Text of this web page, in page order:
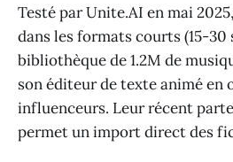
Testé par Unite.AI en mai
dans les formats courts (15-30
bibliothèque de 1.2M de
son éditeur de texte animé en
influenceurs. Leur récent
permet un import direct des